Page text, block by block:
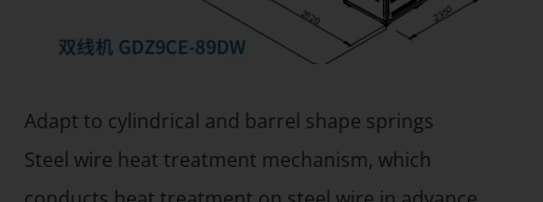
Adapt to cylindrical and barrel shape springs
Steel wire heat treatment mechanism, which